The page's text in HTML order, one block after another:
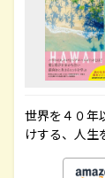
世界を４０年
けする、人生